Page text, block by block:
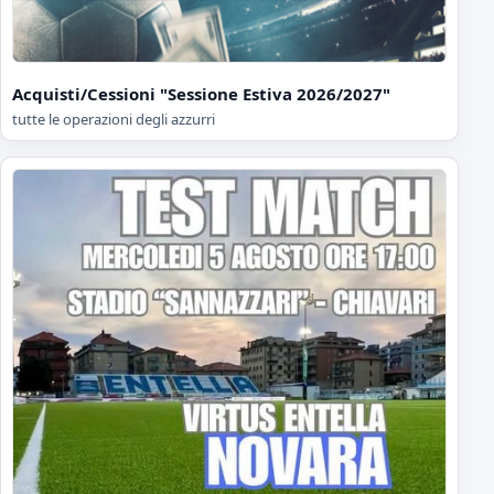
Acquisti/Cessioni "Sessione Estiva 2026/2027"
tutte le operazioni degli azzurri